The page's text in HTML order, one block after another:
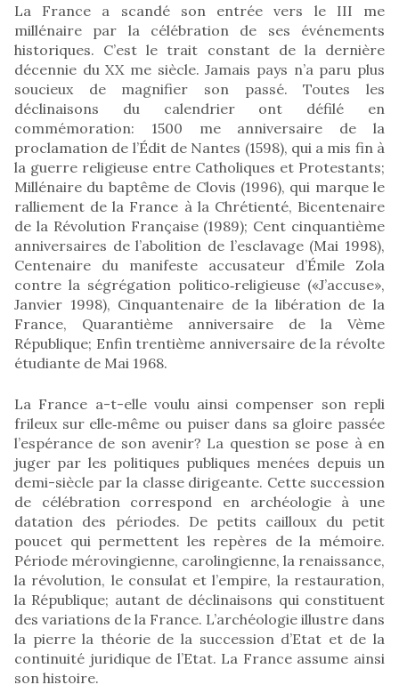
La France a scandé son entrée vers le III me
millénaire par la célébration de ses événements
historiques. C’est le trait constant de la dernière
décennie du XX me siècle. Jamais pays n’a paru plus
soucieux de magnifier son passé. Toutes les
déclinaisons du calendrier ont défilé en
commémoration: 1500 me anniversaire de la
proclamation de l’Édit de Nantes (1598), qui a mis fin à
la guerre religieuse entre Catholiques et Protestants;
Millénaire du baptême de Clovis (1996), qui marque le
ralliement de la France à la Chrétienté, Bicentenaire
de la Révolution Française (1989); Cent cinquantième
anniversaires de l’abolition de l’esclavage (Mai 1998),
Centenaire du manifeste accusateur d’Émile Zola
contre la ségrégation politico‑religieuse («J’accuse»,
Janvier 1998), Cinquantenaire de la libération de la
France, Quarantième anniversaire de la Vème
République; Enfin trentième anniversaire de la révolte
étudiante de Mai 1968.
La France a-t-elle voulu ainsi compenser son repli
frileux sur elle‑même ou puiser dans sa gloire passée
l’espérance de son avenir? La question se pose à en
juger par les politiques publiques menées depuis un
demi-siècle par la classe dirigeante. Cette succession
de célébration correspond en archéologie à une
datation des périodes. De petits cailloux du petit
poucet qui permettent les repères de la mémoire.
Période mérovingienne, carolingienne, la renaissance,
la révolution, le consulat et l’empire, la restauration,
la République; autant de déclinaisons qui constituent
des variations de la France. L’archéologie illustre dans
la pierre la théorie de la succession d’Etat et de la
continuité juridique de l’Etat. La France assume ainsi
son histoire.